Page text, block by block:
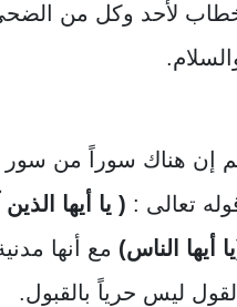
لأحد وكل من
إن هناك سوراً من سور
تعالى : ( يا أيها الذين
أيها الناس) مع أنها
القول ليس حرياً بالقبول.